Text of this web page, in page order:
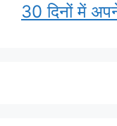
30 दिनों में